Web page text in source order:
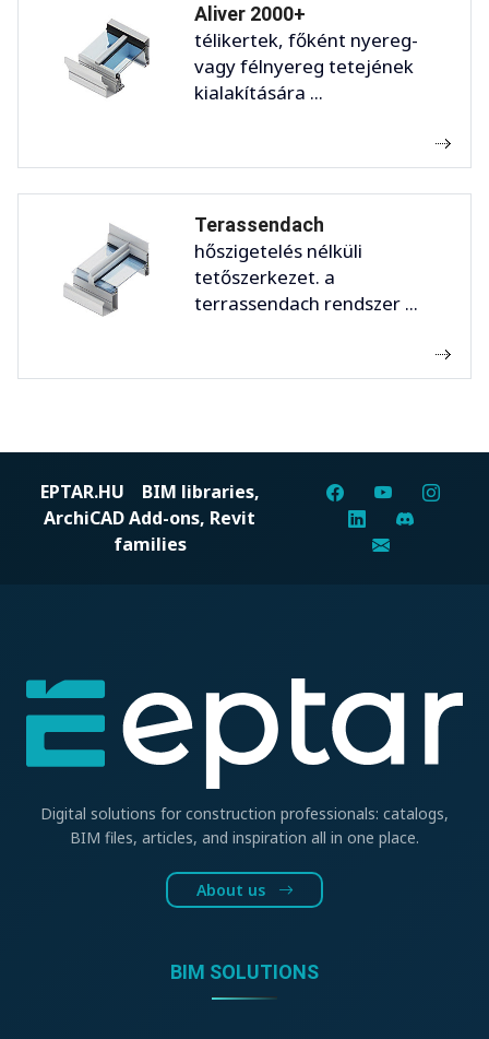
Aliver 2000+
télikertek, főként nyereg-
vagy félnyereg tetejének
kialakítására ...
Terassendach
hőszigetelés nélküli
tetőszerkezet. a
terrassendach rendszer ...
EPTAR.HU BIM libraries,
ArchiCAD Add-ons, Revit
families
Digital solutions for construction professionals: catalogs,
BIM files, articles, and inspiration all in one place.
About us
BIM SOLUTIONS